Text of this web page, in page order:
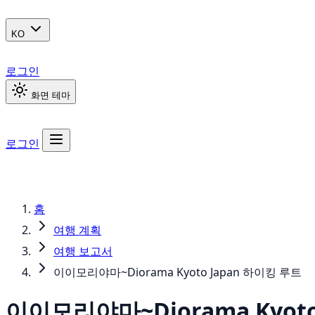
KO
로그인
화면 테마
로그인
홈
여행 계획
여행 보고서
이이모리야마~Diorama Kyoto Japan 하이킹 루트